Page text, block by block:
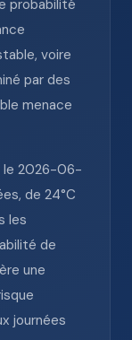
probabilité
voire
par des
menace
le 2026-06-
de 24°C
les
de
une
journées